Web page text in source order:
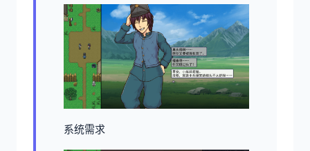
系统需求